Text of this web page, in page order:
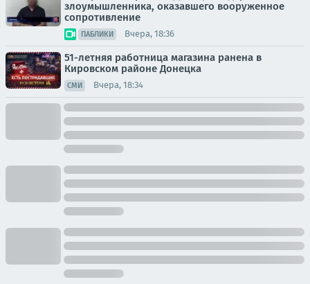
злоумышленника, оказавшего вооруженное
сопротивление
ПАБЛИКИ Вчера, 18:36
51-летняя работница магазина ранена в
Кировском районе Донецка
СМИ Вчера, 18:34